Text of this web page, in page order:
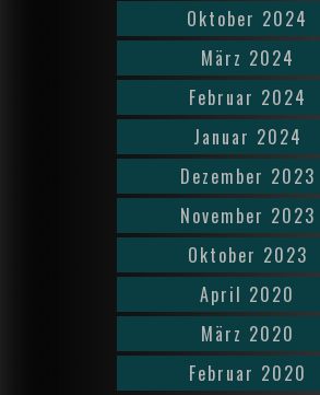
Oktober 2024
März 2024
Februar 2024
Januar 2024
Dezember 2023
November 2023
Oktober 2023
April 2020
März 2020
Februar 2020